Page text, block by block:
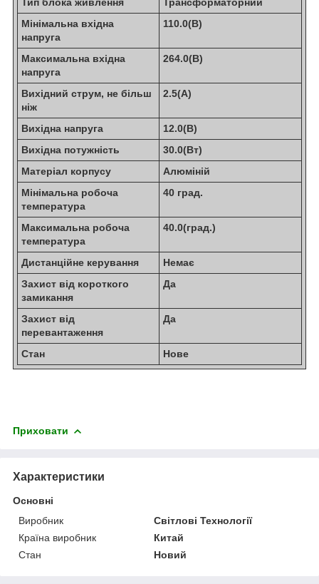
Мінімальна вхідна
напруга
110.0(В)
Максимальна вхідна
напруга
264.0(В)
Вихідний струм, не більш
ніж
2.5(А)
Вихідна напруга
12.0(В)
Вихідна потужність
30.0(Вт)
Матеріал корпусу
Алюміній
Мінімальна робоча
температура
40 град.
Максимальна робоча
температура
40.0(град.)
Дистанційне керування
Немає
Захист від короткого
замикання
Да
Захист від
перевантаження
Да
Стан Нове
Приховати
Характеристики
Основні
Виробник
Світлові Технології
Країна виробник
Китай
Стан
Новий